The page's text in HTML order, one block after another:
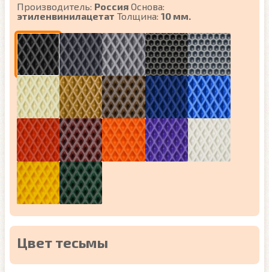
Производитель: Россия Основа:
этиленвинилацетат Толщина: 10 мм.
Цвет тесьмы